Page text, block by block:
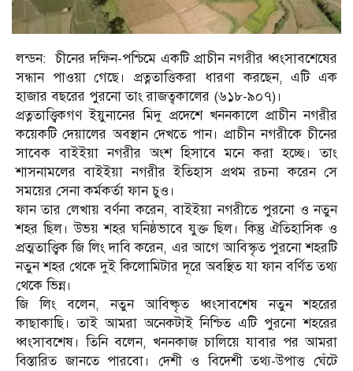
লন্ডন: চীনের দক্ষিন-পশ্চিমে একটি প্রাচীন নগরীর ধ্বংসাবশেষের
সন্ধান পাওয়া গেছে। প্রত্নতাত্তিকরা ধারণা করছেন, এটি এক
হাজার বছরের পুরনো তাং রাজত্বকালের (৬১৮-৯০৭)।
প্রত্নতাত্ত্বিকগণ ইয়ুনানের মিদু প্রদেশে খননকালে প্রাচীন নগরীর
কয়েকটি দেয়ালের অবস্থান দেখতে পান। প্রাচীন নগরীকে চীনের
সাবেক বাইইয়া নগরীর অংশ হিসাবে মনে করা হচ্ছে। তাং
শাসনামলের বাইইয়া নগরীর ইতিহাস প্রথম রচনা করেন সে
সময়ের সেনা কর্মকর্তা ফান চুও।
ফান তার লেখায় বর্ণনা করেন, বাইইয়া নগরীতে পুরনো ও নতুন
শহর ছিল। উভয় শহর ঘনিষ্ঠভাবে যুক্ত ছিল। কিন্তু ঐতিহাসিক ও
প্রত্মতাত্ত্বিক জি লিং দাবি করেন, এর আগে আবিস্কৃত পুরনো শহরটি
নতুন শহর থেকে দুই কিলোমিটার দূরে অবস্থিত যা ফান বর্ণিত তথ্য
থেকে ভিন্ন।
জি লিং বলেন, নতুন আবিষ্কৃত ধ্বংসাবশেষ নতুন শহরের
কাছাকাছি। তাই আমরা অনেকটাই নিশ্চিত এটি পুরনো শহরের
ধ্বংসাবশেষ। তিনি বলেন, খননকাজ চালিয়ে যাবার পর আমরা
বিস্তারিত জানতে পারবো। দেশী ও বিদেশী তথ্য-উপাত্ত ঘেঁটে